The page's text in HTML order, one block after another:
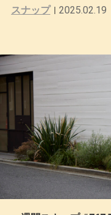
スナップ
2025.02.19